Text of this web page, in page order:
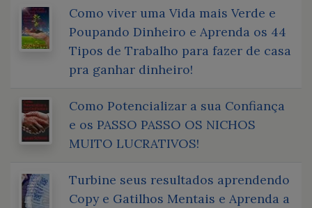
Como viver uma Vida mais Verde e
Poupando Dinheiro e Aprenda os 44
Tipos de Trabalho para fazer de casa
pra ganhar dinheiro!
Como Potencializar a sua Confiança
e os PASSO PASSO OS NICHOS
MUITO LUCRATIVOS!
Turbine seus resultados aprendendo
Copy e Gatilhos Mentais e Aprenda a